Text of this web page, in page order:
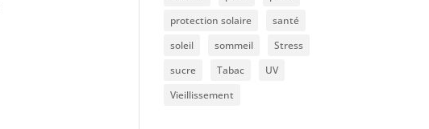
protection solaire
santé
soleil
sommeil
Stress
sucre
Tabac
UV
Vieillissement